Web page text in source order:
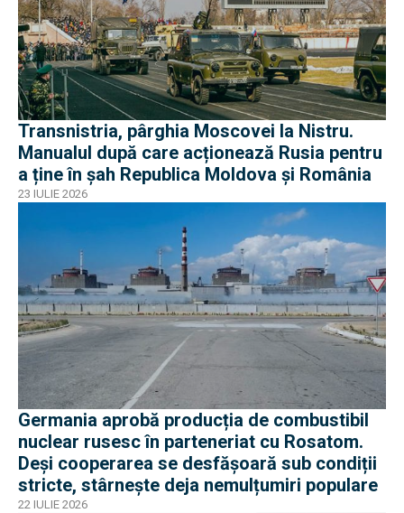
Transnistria, pârghia Moscovei la Nistru.
Manualul după care acționează Rusia pentru
a ține în șah Republica Moldova și România
23 IULIE 2026
Germania aprobă producția de combustibil
nuclear rusesc în parteneriat cu Rosatom.
Deși cooperarea se desfășoară sub condiții
stricte, stârnește deja nemulțumiri populare
22 IULIE 2026